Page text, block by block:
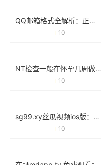
QQ邮箱格式全解析：正确写法与常见问题避坑指南
10
NT检查一般在怀孕几周做？准妈妈必看的时间节点和细节
10
sg99.xy丝瓜视频ios版：如何用这款工具轻松追剧不卡顿？
10